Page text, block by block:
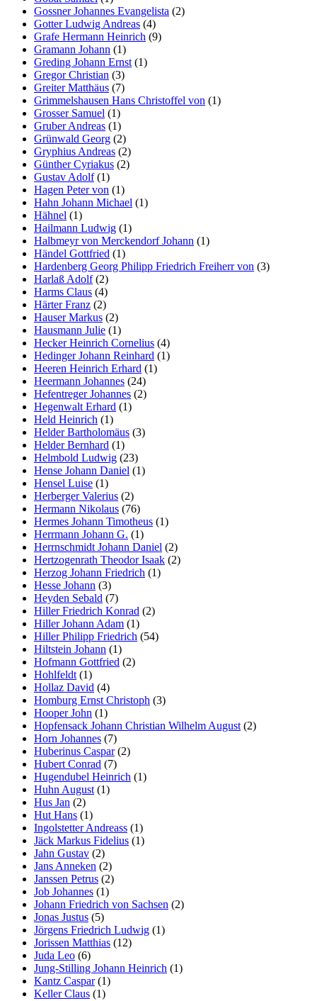
Gossner Johannes Evangelista (2)
Gotter Ludwig Andreas (4)
Grafe Hermann Heinrich (9)
Gramann Johann (1)
Greding Johann Ernst (1)
Gregor Christian (3)
Greiter Matthäus (7)
Grimmelshausen Hans Christoffel von (1)
Grosser Samuel (1)
Gruber Andreas (1)
Grünwald Georg (2)
Gryphius Andreas (2)
Günther Cyriakus (2)
Gustav Adolf(1)
Hagen Peter von (1)
Hahn Johann Michael (1)
Hähnel (1)
Hailmann Ludwig (1)
Halbmeyr von Merckendorf Johann (1)
Händel Gottfried (1)
Hardenberg Georg Philipp Friedrich Freiherr von (3)
Harlaß Adolf(2)
Harms Claus (4)
Härter Franz (2)
Hauser Markus (2)
Hausmann Julie (1)
Hecker Heinrich Cornelius (4)
Hedinger Johann Reinhard (1)
Heeren Heinrich Erhard (1)
Heermann Johannes (24)
Hefentreger Johannes (2)
Hegenwalt Erhard (1)
Held Heinrich (1)
Helder Bartholomäus (3)
Helder Bernhard (1)
Helmbold Ludwig (23)
Hense Johann Daniel (1)
Hensel Luise (1)
Herberger Valerius (2)
Hermann Nikolaus (76)
Hermes Johann Timotheus (1)
Herrmann Johann G. (1)
Herrnschmidt Johann Daniel (2)
Hertzogenrath Theodor Isaak (2)
Herzog Johann Friedrich (1)
Hesse Johann (3)
Heyden Sebald (7)
Hiller Friedrich Konrad (2)
Hiller Johann Adam (1)
Hiller Philipp Friedrich (54)
Hiltstein Johann (1)
Hofmann Gottfried (2)
Hohlfeldt (1)
Hollaz David (4)
Homburg Ernst Christoph (3)
Hooper John (1)
Hopfensack Johann Christian Wilhelm August (2)
Horn Johannes (7)
Huberinus Caspar(2)
Hubert Conrad (7)
Hugendubel Heinrich (1)
Huhn August (1)
Hus Jan (2)
Hut Hans (1)
Ingolstetter Andreass (1)
Jäck Markus Fidelius (1)
Jahn Gustav (2)
Jans Anneken (2)
Janssen Petrus (2)
Job Johannes (1)
Johann Friedrich von Sachsen (2)
Jonas Justus (5)
Jörgens Friedrich Ludwig (1)
Jorissen Matthias (12)
Juda Leo (6)
Jung-Stilling Johann Heinrich (1)
Kantz Caspar(1)
Keller Claus (1)